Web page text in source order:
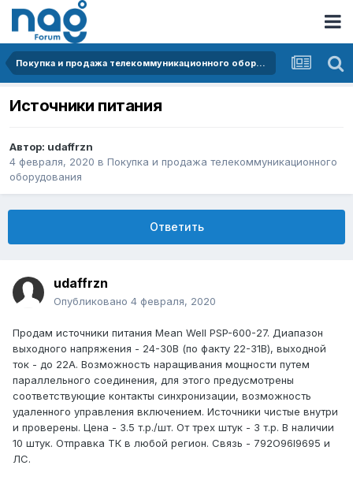
Покупка и продажа телекоммуникационного оборудования
Источники питания
Автор: udaffrzn
4 февраля, 2020 в Покупка и продажа телекоммуникационного
оборудования
Ответить
udaffrzn
Опубликовано 4 февраля, 2020
Продам источники питания Mean Well PSP-600-27. Диапазон
выходного напряжения - 24-30В (по факту 22-31В), выходной
ток - до 22А. Возможность наращивания мощности путем
параллельного соединения, для этого предусмотрены
соответствующие контакты синхронизации, возможность
удаленного управления включением. Источники чистые внутри
и проверены. Цена - 3.5 т.р./шт. От трех штук - 3 т.р. В наличии
10 штук. Отправка ТК в любой регион. Связь - 792O96I9695 и
ЛС.